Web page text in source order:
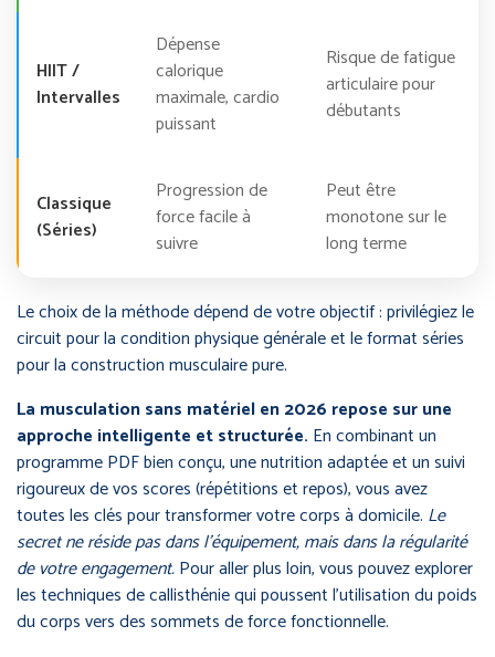
HIIT /
Intervalles
Dépense
calorique
maximale, cardio
puissant
Risque de fatigue
articulaire pour
débutants
Classique
(Séries)
Progression de
force facile à
suivre
Peut être
monotone sur le
long terme
Le choix de la méthode dépend de votre objectif : privilégiez le
circuit pour la condition physique générale et le format séries
pour la construction musculaire pure.
La musculation sans matériel en 2026 repose sur une
approche intelligente et structurée. En combinant un
programme PDF bien conçu, une nutrition adaptée et un suivi
rigoureux de vos scores (répétitions et repos), vous avez
toutes les clés pour transformer votre corps à domicile. Le
secret ne réside pas dans l’équipement, mais dans la régularité
de votre engagement.Pour aller plus loin, vous pouvez explorer
les techniques de callisthénie qui poussent l’utilisation du poids
du corps vers des sommets de force fonctionnelle.